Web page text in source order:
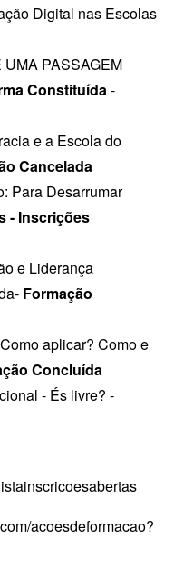
Digital nas Escolas
PASSAGEM
Constituída-
e a Escola do
Cancelada
Para Desarrumar
- Inscrições
e Liderança
Formação
aplicar? Como e
Concluída
- És livre? -
acoesdeformacao?